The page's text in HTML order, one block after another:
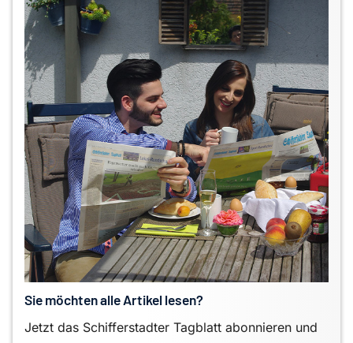
Sie möchten alle Artikel lesen?
Jetzt das Schifferstadter Tagblatt abonnieren und